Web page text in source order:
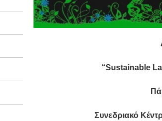
“Sustainable
Συνεδριακό